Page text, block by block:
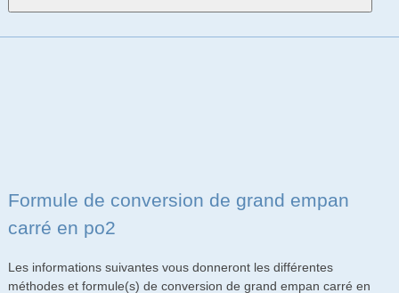
Formule de conversion de grand empan
carré en po2
Les informations suivantes vous donneront les différentes
méthodes et formule(s) de conversion de grand empan carré en